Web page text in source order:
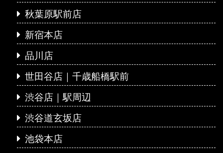
秋葉原駅前店
新宿本店
品川店
世田谷店｜千歳船橋駅前
渋谷店｜駅周辺
渋谷道玄坂店
池袋本店